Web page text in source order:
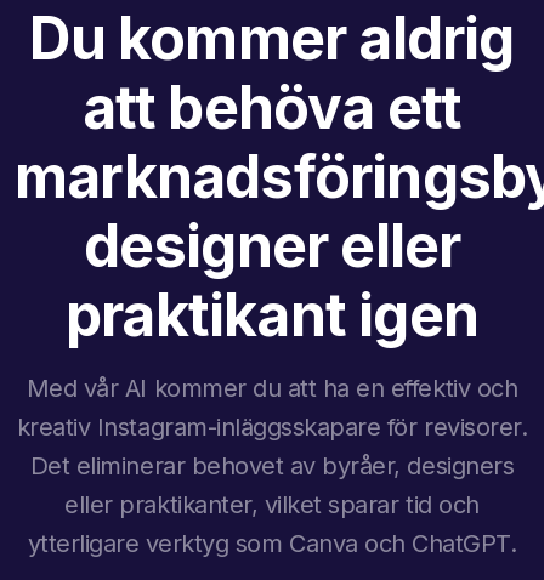
Du kommer aldrig
att behöva ett
designer eller
praktikant igen
Med vår AI kommer du att ha en effektiv och
kreativ Instagram-inläggsskapare för revisorer.
Det eliminerar behovet av byråer, designers
eller praktikanter, vilket sparar tid och
ytterligare verktyg som Canva och ChatGPT.